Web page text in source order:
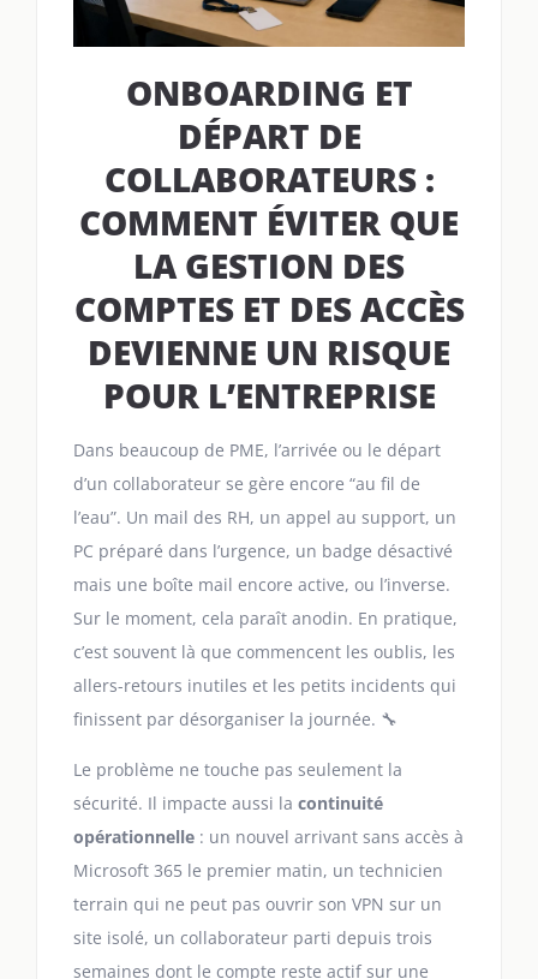
ONBOARDING ET
DÉPART DE
COLLABORATEURS :
COMMENT ÉVITER QUE
LA GESTION DES
COMPTES ET DES ACCÈS
DEVIENNE UN RISQUE
POUR L’ENTREPRISE
Dans beaucoup de PME, l’arrivée ou le départ
d’un collaborateur se gère encore “au fil de
l’eau”. Un mail des RH, un appel au support, un
PC préparé dans l’urgence, un badge désactivé
mais une boîte mail encore active, ou l’inverse.
Sur le moment, cela paraît anodin. En pratique,
c’est souvent là que commencent les oublis, les
allers-retours inutiles et les petits incidents qui
finissent par désorganiser la journée. 🔧
Le problème ne touche pas seulement la
sécurité. Il impacte aussi la continuité
opérationnelle : un nouvel arrivant sans accès à
Microsoft 365 le premier matin, un technicien
terrain qui ne peut pas ouvrir son VPN sur un
site isolé, un collaborateur parti depuis trois
semaines dont le compte reste actif sur une